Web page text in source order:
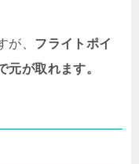
が、 フライトポイ
元が取れます。